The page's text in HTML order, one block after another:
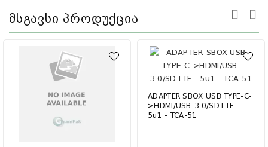
Მსგავსი Პროდუქცია
ADAPTER SBOX USB TYPE-C-
>HDMI/USB-3.0/SD+TF -
5u1 - TCA-51